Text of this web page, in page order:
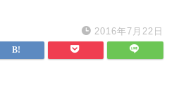
2016年7月22日